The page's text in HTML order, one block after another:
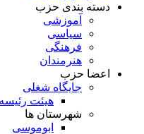
دسته بندی حزب
آموزشی
سیاسی
فرهنگی
هنرمندان
اعضا حزب
جایگاه شغلی
هیئت رئیسه
شهرستان ها
ابوموسی